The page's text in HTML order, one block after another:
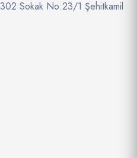
Sokak No:23/1 Şehitkamil